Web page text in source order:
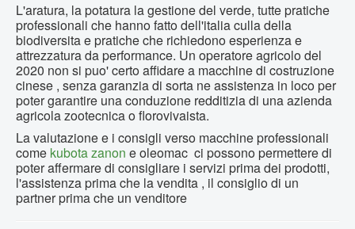
L'aratura, la potatura la gestione del verde, tutte pratiche
professionali che hanno fatto dell'italia culla della
biodiversita e pratiche che richiedono esperienza e
attrezzatura da performance. Un operatore agricolo del
2020 non si puo' certo affidare a macchine di costruzione
cinese , senza garanzia di sorta ne assistenza in loco per
poter garantire una conduzione redditizia di una azienda
agricola zootecnica o florovivaista.
La valutazione e i consigli verso macchine professionali
come kubotazanon e oleomac ci possono permettere di
poter affermare di consigliare i servizi prima dei prodotti,
l'assistenza prima che la vendita , il consiglio di un
partner prima che un venditore